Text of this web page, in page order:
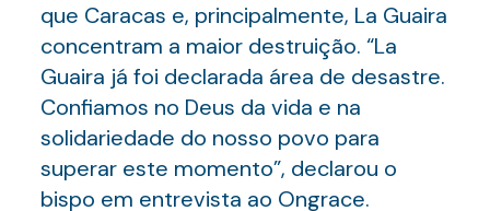
que Caracas e, principalmente, La Guaira
concentram a maior destruição. “La
Guaira já foi declarada área de desastre.
Confiamos no Deus da vida e na
solidariedade do nosso povo para
superar este momento”, declarou o
bispo em entrevista ao Ongrace.